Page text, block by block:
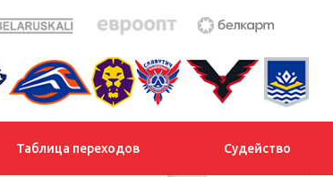
Таблица переходов Судейство